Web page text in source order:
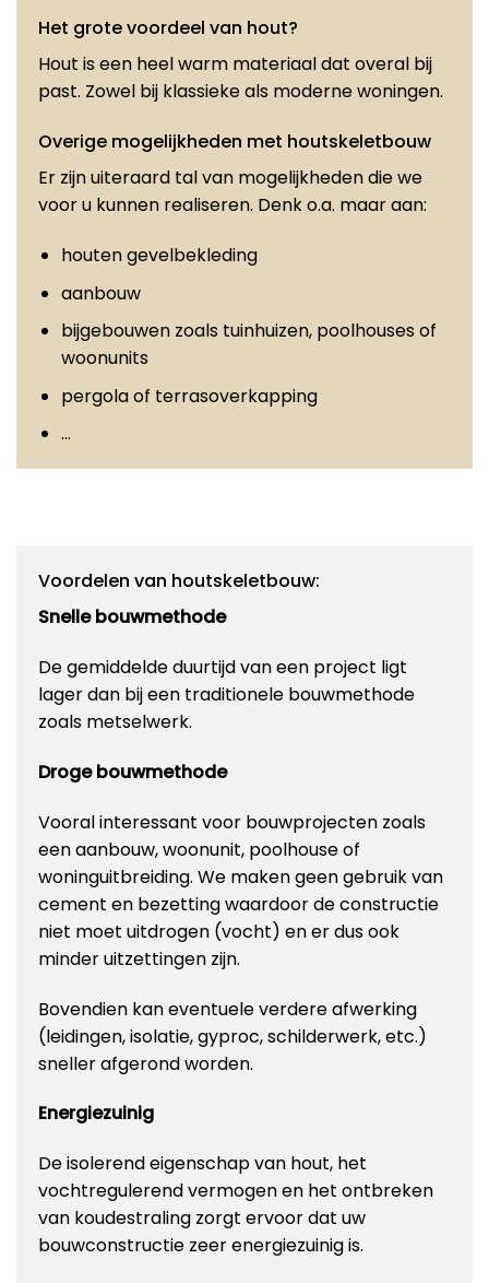
Het grote voordeel van hout?
Hout is een heel warm materiaal dat overal bij
past. Zowel bij klassieke als moderne woningen.
Overige mogelijkheden met houtskeletbouw
Er zijn uiteraard tal van mogelijkheden die we
voor u kunnen realiseren. Denk o.a. maar aan:
houten gevelbekleding
aanbouw
bijgebouwen zoals tuinhuizen, poolhouses of
woonunits
pergola of terrasoverkapping
…
Voordelen van houtskeletbouw:
Snelle bouwmethode
De gemiddelde duurtijd van een project ligt
lager dan bij een traditionele bouwmethode
zoals metselwerk.
Droge bouwmethode
Vooral interessant voor bouwprojecten zoals
een aanbouw, woonunit, poolhouse of
woninguitbreiding. We maken geen gebruik van
cement en bezetting waardoor de constructie
niet moet uitdrogen (vocht) en er dus ook
minder uitzettingen zijn.
Bovendien kan eventuele verdere afwerking
(leidingen, isolatie, gyproc, schilderwerk, etc.)
sneller afgerond worden.
Energiezuinig
De isolerend eigenschap van hout, het
vochtregulerend vermogen en het ontbreken
van koudestraling zorgt ervoor dat uw
bouwconstructie zeer energiezuinig is.